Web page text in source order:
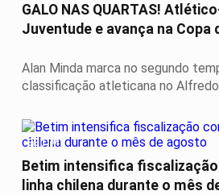
GALO NAS QUARTAS!
Juventude e avança na Copa
Alan Minda marca no segundo
classificação atleticana no
BETIM
Betim intensifica
linha chilena durante o mês